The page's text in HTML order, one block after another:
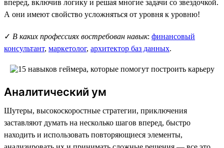
вперед, включив логику и решая многие задачи со звездочкой.
А они имеют свойство усложняться от уровня к уровню!
✓ В каких профессиях востребован навык: финансовый
консультант, маркетолог, архитектор баз данных.
Аналитический ум
Шутеры, высокоскоростные стратегии, приключения
заставляют думать на несколько шагов вперед, быстро
находить и использовать повторяющиеся элементы,